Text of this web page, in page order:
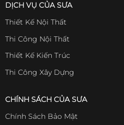
DỊCH VỤ CỦA SƯA
Thiết Kế Nội Thất
Thi Công Nội Thất
Thiết Kế Kiến Trúc
Thi Công Xây Dựng
CHÍNH SÁCH CỦA SƯA
Chính Sách Bảo Mật